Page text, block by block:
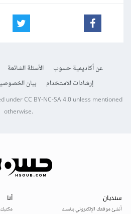
عن أكاديمية حسوب الأسئلة الشائعة
إرشادات الاستخدام
بيان
underCC BY-NC-SA 4.0unless mentioned
otherwise.